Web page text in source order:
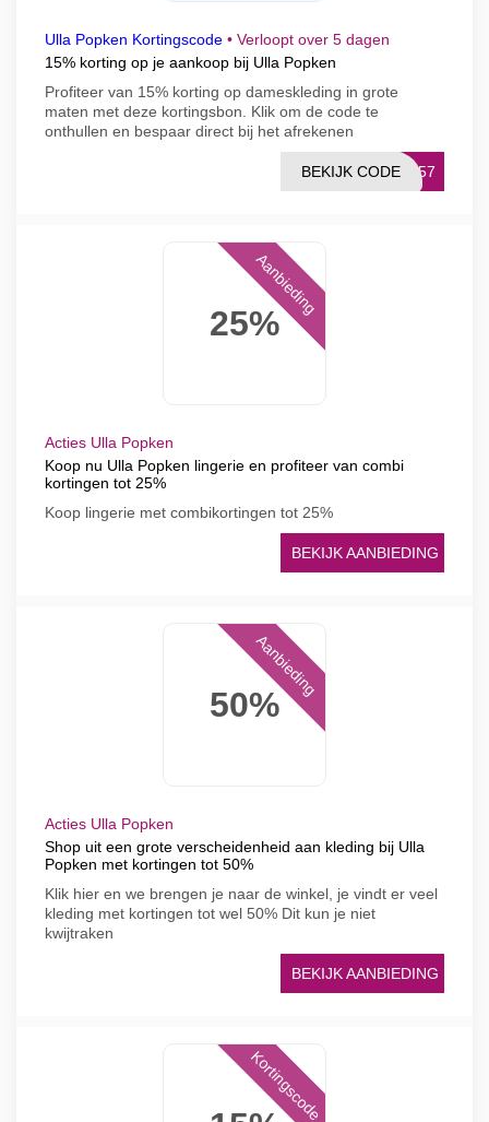
Ulla Popken Kortingscode • Verloopt over 5 dagen
15% korting op je aankoop bij Ulla Popken
Profiteer van 15% korting op dameskleding in grote
maten met deze kortingsbon. Klik om de code te
onthullen en bespaar direct bij het afrekenen
2657
BEKIJK CODE
25%
Aanbieding
Acties Ulla Popken
Koop nu Ulla Popken lingerie en profiteer van combi
kortingen tot 25%
Koop lingerie met combikortingen tot 25%
BEKIJK AANBIEDING
50%
Aanbieding
Acties Ulla Popken
Shop uit een grote verscheidenheid aan kleding bij Ulla
Popken met kortingen tot 50%
Klik hier en we brengen je naar de winkel, je vindt er veel
kleding met kortingen tot wel 50% Dit kun je niet
kwijtraken
BEKIJK AANBIEDING
Kortingscode